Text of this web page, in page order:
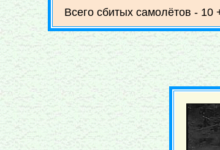
Всего сбитых самолётов -